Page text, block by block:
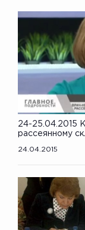
24-25.04.2015
рассеянному
24.04.2015